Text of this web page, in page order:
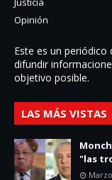
Opinión
Este es un
difundir
objetivo posible.
LAS MÁS VISTAS
"las